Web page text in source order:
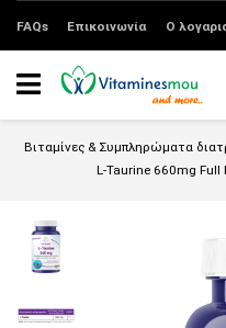
FAQs Επικοινωνία Ο
Βιταμίνες & Συμπληρώματα
L-Taurine 660mg Full